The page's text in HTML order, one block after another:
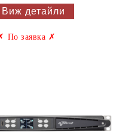
Виж детайли
По заявка ✗